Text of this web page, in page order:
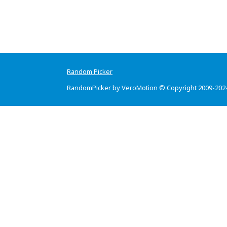
Random Picker
RandomPicker by VeroMotion © Copyright 2009-